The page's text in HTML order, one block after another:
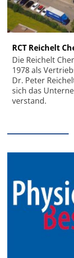
RCT Reichelt
Die Reichelt
1978 als
Dr. Peter
sich das
verstand.